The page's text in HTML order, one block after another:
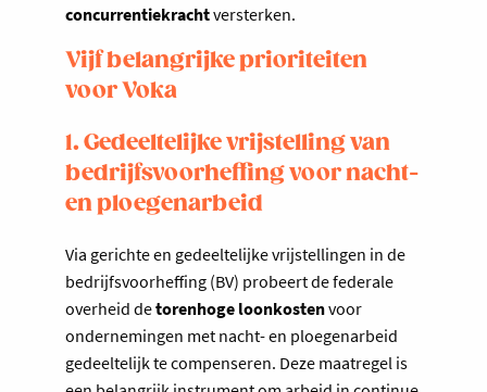
concurrentiekrachtversterken.
Vijf belangrijke prioriteiten
voor Voka
1. Gedeeltelijke vrijstelling van
bedrijfsvoorheffing voor nacht-
en ploegenarbeid
Via gerichte en gedeeltelijke vrijstellingen in de
bedrijfsvoorheffing (BV) probeert de federale
overheid detorenhoge loonkostenvoor
ondernemingen met nacht- en ploegenarbeid
gedeeltelijk te compenseren. Deze maatregel is